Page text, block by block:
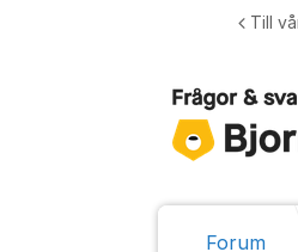
Till
Forum